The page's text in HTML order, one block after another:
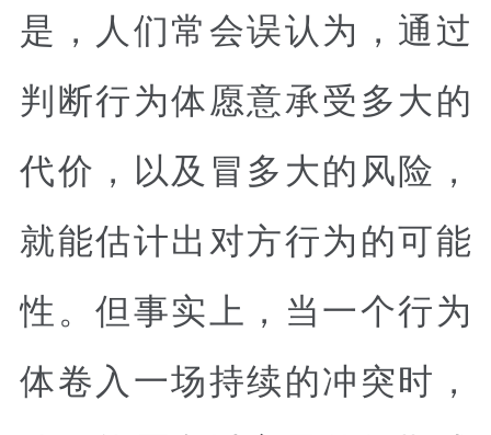
是，人们常会误认为，通过
判断行为体愿意承受多大的
代价，以及冒多大的风险，
就能估计出对方行为的可能
性。但事实上，当一个行为
体卷入一场持续的冲突时，